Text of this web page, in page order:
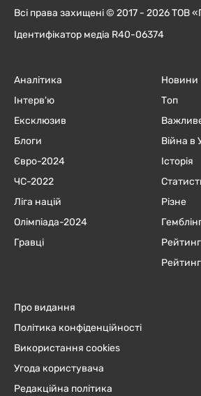
Всі права захищені © 2017 - 2026 ТОВ
Ідентифікатор медіа R40-06374
Аналітика
Інтерв'ю
Ексклюзив
Блоги
Євро-2024
ЧC-2022
Ліга націй
Олімпіада-2024
Гравці
Новини
Топ
Війна в
Історія
Різне
Про видання
Політика конфіденційності
Використання cookies
Угода користувача
Редакційна політика